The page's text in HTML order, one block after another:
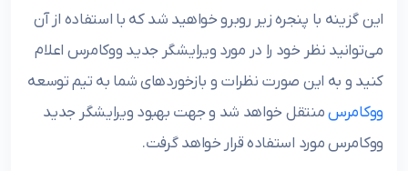
این گزینه با پنجره زیر روبرو خواهید شد که با استفاده از آن
می‌توانید نظر خود را در مورد ویرایشگر جدید ووکامرس اعلام
کنید و به این صورت نظرات و بازخوردهای شما به تیم توسعه
ووکامرسمنتقل خواهد شد و جهت بهبود ویرایشگر جدید
ووکامرس مورد استفاده قرار خواهد گرفت.